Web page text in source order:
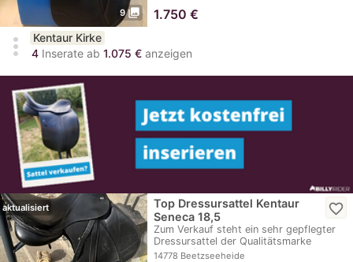
9 photo_library 1.750 €
more_vert
Kentaur Kirke
4 Inserate ab 1.075 € anzeigen
aktualisiert
Top Dressursattel Kentaur
Seneca 18,5
Zum Verkauf steht ein sehr gepflegter
Dressursattel der Qualitätsmarke
Kentaur (Modell…
14778 Beetzseeheide
favorite_border